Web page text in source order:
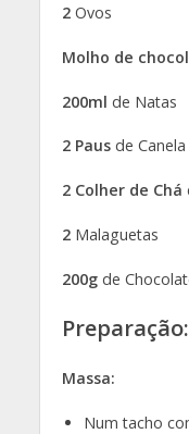
2 Ovos
Molho de
200ml de Natas
2 Pausde Canela
2 Colher de Chá
2Malaguetas
200gde
Preparação:
Massa:
Num tacho